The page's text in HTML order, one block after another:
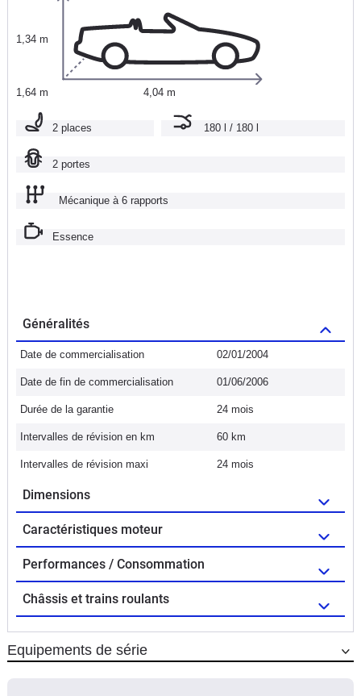
1,34 m
1,64 m 4,04 m
2 places 180 l / 180 l
2 portes
Mécanique à 6 rapports
Essence
Généralités
Date de commercialisation 02/01/2004
Date de fin de commercialisation 01/06/2006
Durée de la garantie 24 mois
Intervalles de révision en km 60 km
Intervalles de révision maxi 24 mois
Dimensions
Caractéristiques moteur
Performances / Consommation
Châssis et trains roulants
Equipements de série